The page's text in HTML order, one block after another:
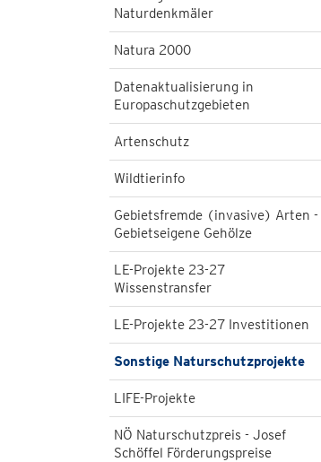
Naturdenkmäler
Natura 2000
Datenaktualisierung in
Europaschutzgebieten
Artenschutz
Wildtierinfo
Gebietsfremde (invasive) Arten -
Gebietseigene Gehölze
LE-Projekte 23-27
Wissenstransfer
LE-Projekte 23-27 Investitionen
Sonstige Naturschutzprojekte
LIFE-Projekte
NÖ Naturschutzpreis - Josef
Schöffel Förderungspreise